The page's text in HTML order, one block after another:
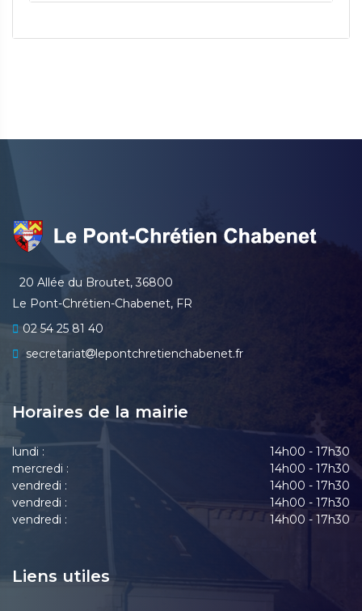
20 Allée du Broutet, 36800
Le Pont-Chrétien-Chabenet, FR
02 54 25 81 40
secretariat
lepontchretienchabenet.fr
Horaires de la mairie
lundi :
14h00 - 17h30
mercredi :
14h00 - 17h30
vendredi :
14h00 - 17h30
vendredi :
14h00 - 17h30
vendredi :
14h00 - 17h30
Liens utiles